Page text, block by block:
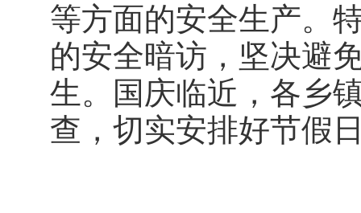
等方面的安全生产。
的安全暗访，坚决避
生。国庆临近，各乡
查，切实安排好节假